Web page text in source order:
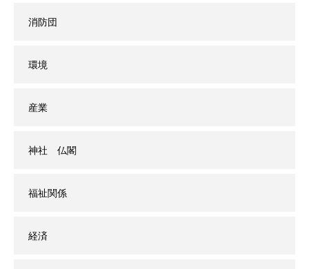
消防団
環境
産業
神社 仏閣
福祉関係
経済